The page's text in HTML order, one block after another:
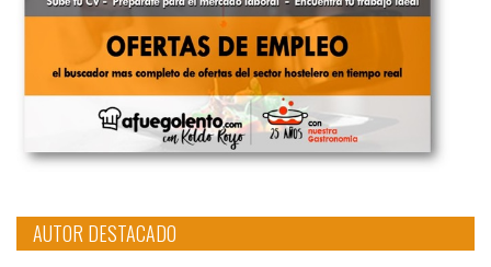
AUTOR DESTACADO